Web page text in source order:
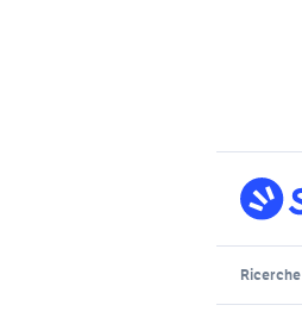
Ricerche